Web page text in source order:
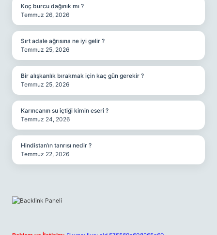
Koç burcu dağınık mı ?
Temmuz 26, 2026
Sırt adale ağrısına ne iyi gelir ?
Temmuz 25, 2026
Bir alışkanlık bırakmak için kaç gün gerekir ?
Temmuz 25, 2026
Karıncanın su içtiği kimin eseri ?
Temmuz 24, 2026
Hindistan’ın tanrısı nedir ?
Temmuz 22, 2026